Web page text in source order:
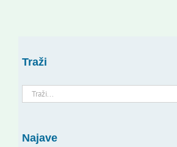
Traži
Traži...
Najave